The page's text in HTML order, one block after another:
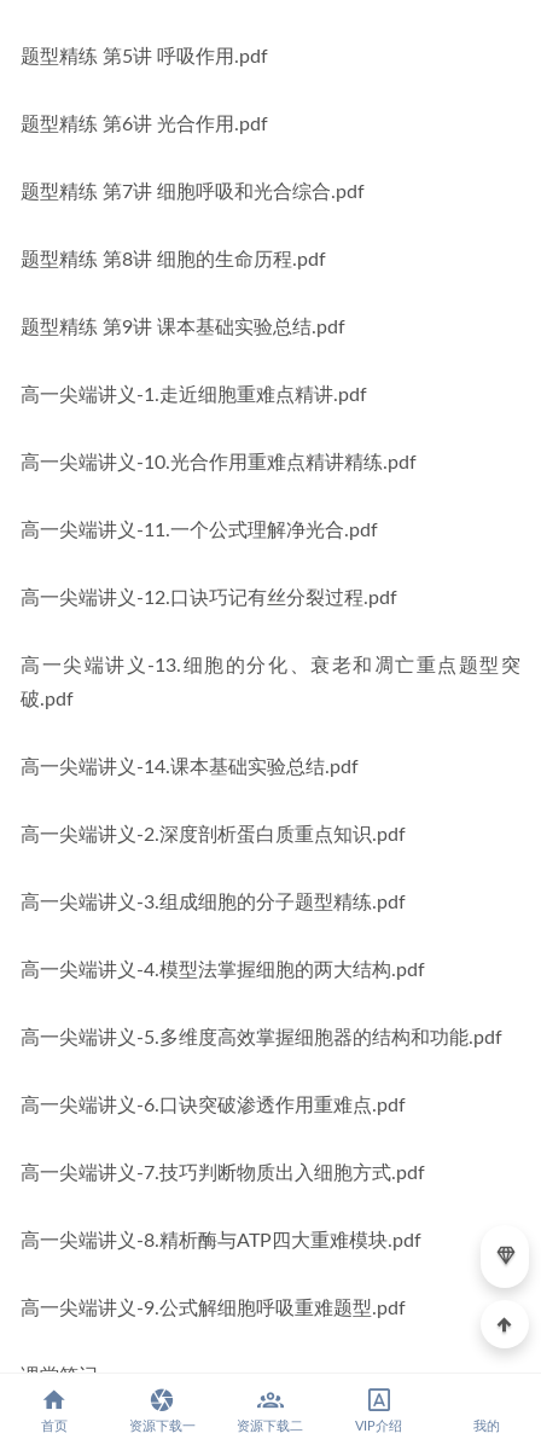
题型精练 第5讲 呼吸作用.pdf
题型精练 第6讲 光合作用.pdf
题型精练 第7讲 细胞呼吸和光合综合.pdf
题型精练 第8讲 细胞的生命历程.pdf
题型精练 第9讲 课本基础实验总结.pdf
高一尖端讲义-1.走近细胞重难点精讲.pdf
高一尖端讲义-10.光合作用重难点精讲精练.pdf
高一尖端讲义-11.一个公式理解净光合.pdf
高一尖端讲义-12.口诀巧记有丝分裂过程.pdf
高一尖端讲义-13.细胞的分化、衰老和凋亡重点题型突
破.pdf
高一尖端讲义-14.课本基础实验总结.pdf
高一尖端讲义-2.深度剖析蛋白质重点知识.pdf
高一尖端讲义-3.组成细胞的分子题型精练.pdf
高一尖端讲义-4.模型法掌握细胞的两大结构.pdf
高一尖端讲义-5.多维度高效掌握细胞器的结构和功能.pdf
高一尖端讲义-6.口诀突破渗透作用重难点.pdf
高一尖端讲义-7.技巧判断物质出入细胞方式.pdf
高一尖端讲义-8.精析酶与ATP四大重难模块.pdf
高一尖端讲义-9.公式解细胞呼吸重难题型.pdf
课堂笔记
首页 资源下载一 资源下载二 VIP介绍 我的